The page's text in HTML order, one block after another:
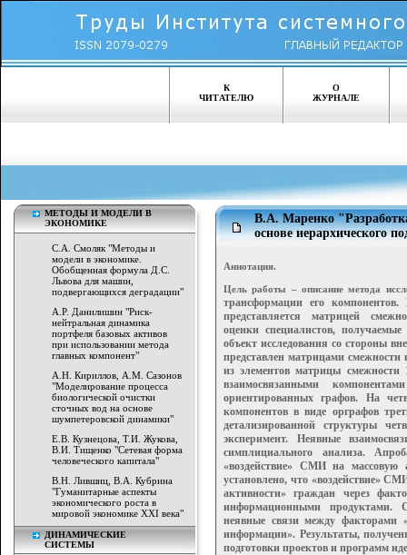
К
ЧИТАТЕЛЮ
О
ЖУРНАЛЕ
МЕТОДЫ И МОДЕЛИ В
ЭКОНОМИКЕ
С.А. Смоляк "Методы и
модели в экономике.
Обобщенная формула Д.С.
Львова для машин,
подвергающихся деградации"
А.Р. Данилишин "Риск-
нейтральная динамика
портфеля базовых активов
при использовании метода
главных компонент"
А.Н. Кириллов, А.М. Сазонов
"Моделирование процесса
биологической очистки
сточных вод на основе
шумпетеровской динамики"
Е.В. Кузнецова, Т.И. Жукова,
В.И. Тищенко "Сетевая форма
человеческого капитала"
В.Н. Лившиц, В.А. Кубрина
"Гуманитарные аспекты
экономического роста в
мировой экономике XXI века"
ДИНАМИЧЕСКИЕ
СИСТЕМЫ
В.А. Маренко
основе иерархического
Аннотация.
Цель работы – описание метода
трансформации его
представляется матрицей
оценки специалистов,
объект исследования со стороны
представлен матрицами смежности
из элементов матрицы смежности
взаимосвязанными компонен
ориентированных графов. На
компонентов в виде орграфов
детализированной структуры
эксперимент. Неявные
симплициального анализа.
«воздействие» СМИ на массовую
установлено, что «воздействие»
активности» граждан через
информационными продуктами.
неявные связи между факторами
информации». Результаты,
подготовки проектов и программ